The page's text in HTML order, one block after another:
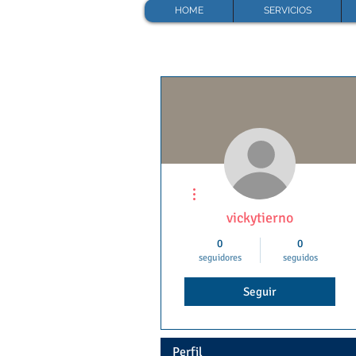
HOME SERVICIOS
vickytierno
0
seguidores
0
seguidos
Seguir
Más acciones
Perfil